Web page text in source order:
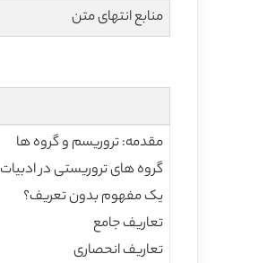
منابع انتهای متن
مقدمه: تروریسم و گروه ها
گروه های تروریستی در ادبیات
یک مفهوم بدون تعریف؟
تعاریف جامع
تعاریف انحصاری